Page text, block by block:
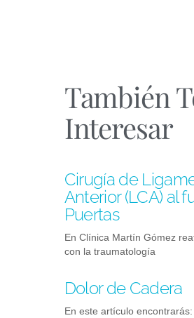
También
Interesar
Cirugía de
Anterior (LCA) al
Puertas
En Clínica Martín Gómez
con la traumatología
Dolor de Cadera
En este artículo